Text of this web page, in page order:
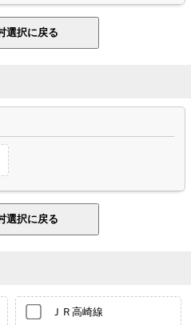
ＪＲ高崎線